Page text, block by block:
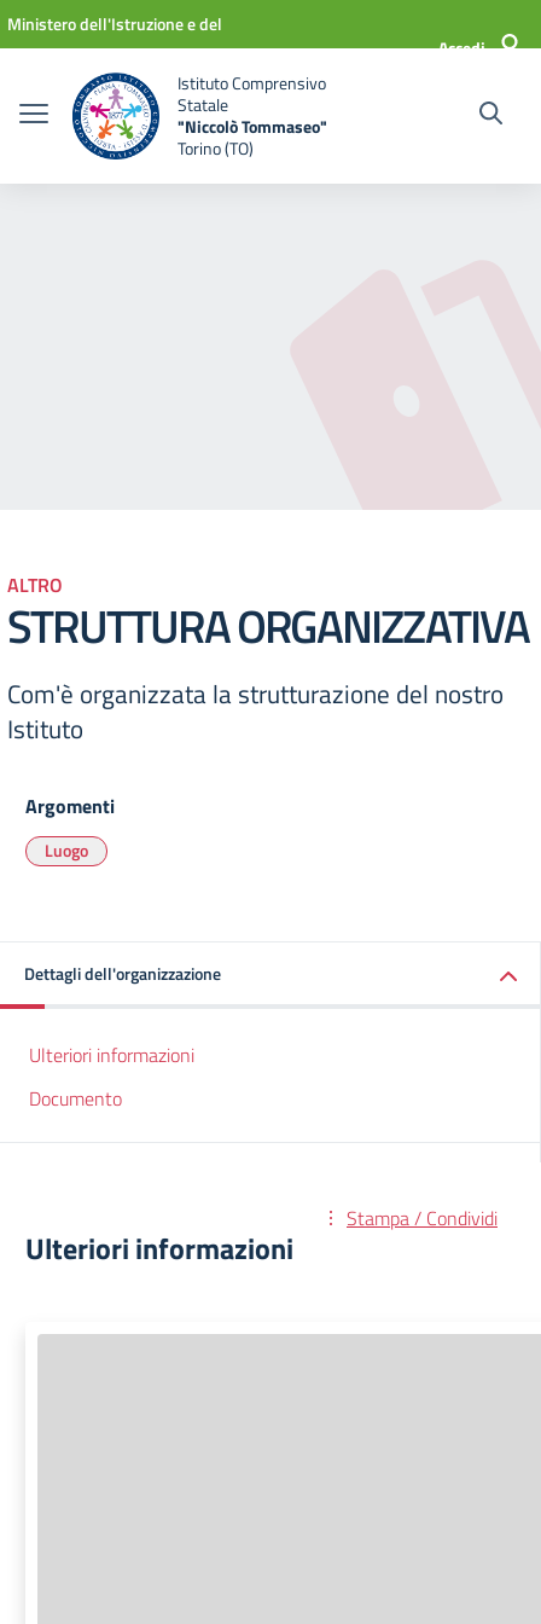
Vai ai contenuti
Vai al menu di navigazione
Vai al footer
Ministero dell'Istruzione e del
Accedi
Istituto Comprensivo
Statale
"Niccolò Tommaseo"
Torino (TO)
ALTRO
STRUTTURA ORGANIZZATIVA
Com'è organizzata la strutturazione del nostro
Istituto
Argomenti
Luogo
Dettagli dell'organizzazione
Ulteriori informazioni
Documento
Stampa / Condividi
Ulteriori informazioni